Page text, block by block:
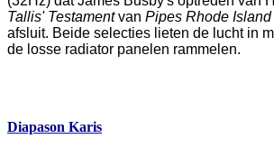
Tallis' Testamentvan Pipes Rhode Island
afsluit. Beide selecties lieten de lucht in
de losse radiator panelen rammelen.
Diapason Karis